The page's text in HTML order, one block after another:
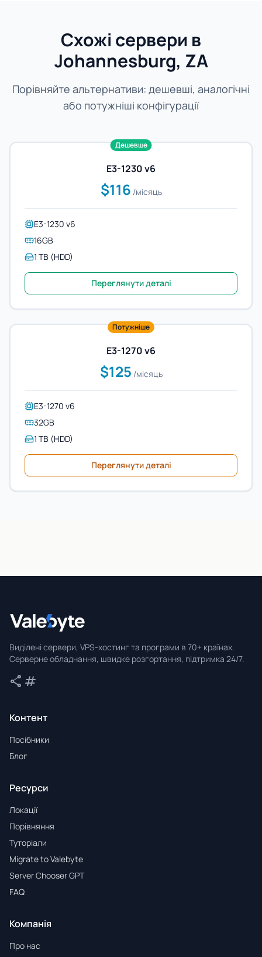
Схожі сервери в
Johannesburg, ZA
Порівняйте альтернативи: дешевші, аналогічні
або потужніші конфігурації
Дешевше
E3-1230 v6
$116 /місяць
E3-1230 v6
16GB
1 TB (HDD)
Переглянути деталі
Потужніше
E3-1270 v6
$125 /місяць
E3-1270 v6
32GB
1 TB (HDD)
Переглянути деталі
Виділені сервери, VPS-хостинг та програми в 70+ країнах.
Серверне обладнання, швидке розгортання, підтримка 24/7.
share Поділитися
tag
Контент
Посібники
Блог
Ресурси
Локації
Порівняння
Туторіали
Migrate to Valebyte
Server Chooser GPT
FAQ
Компанія
Про нас